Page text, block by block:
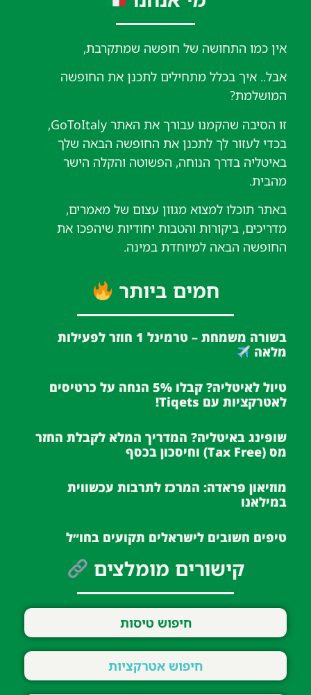
אין כמו התחושה של חופשה שמתקרבת,
אבל.. איך בכלל מתחילים לתכנן את החופשה
המושלמת?
זו הסיבה שהקמנו עבורך את האתר GoToItaly,
בכדי לעזור לך לתכנן את החופשה הבאה שלך
באיטליה בדרך הנוחה, הפשוטה והקלה הישר
מהבית.
באתר תוכלו למצוא מגוון עצום של מאמרים,
מדריכים, ביקורות והטבות יחודיות שיהפכו את
החופשה הבאה למיוחדת במינה.
חמים ביותר
בשורה משמחת – טרמינל 1 חוזר לפעילות
מלאה
טיול לאיטליה? קבלו 5% הנחה על כרטיסים
לאטרקציות עם Tiqets!
שופינג באיטליה? המדריך המלא לקבלת החזר
מס (Tax Free) וחיסכון בכסף
מוזיאון פראדה: המרכז לתרבות עכשווית
במילאנו
טיפים חשובים לישראלים תקועים בחו״ל
קישורים מומלצים
חיפוש טיסות
חיפוש אטרקציות